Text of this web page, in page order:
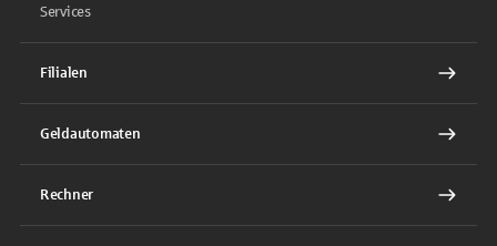
Services
Filialen
Geldautomaten
Rechner